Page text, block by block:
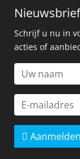
Nieuwsbrief
Schrijf u nu in
acties of
Aanmelden